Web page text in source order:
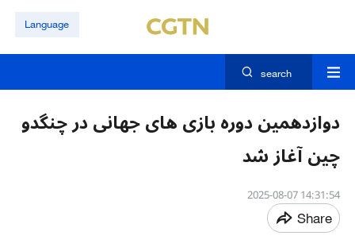
Language
search
دوازدهمين دوره بازی های جهانی در چنگدو
چین آغاز شد
14:31:54 2025-08-07
Share